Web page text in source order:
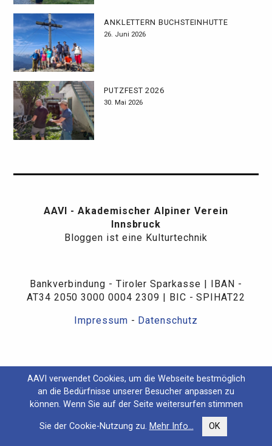
ANKLETTERN BUCHSTEINHÜTTE
26. Juni 2026
PUTZFEST 2026
30. Mai 2026
AAVI - Akademischer Alpiner Verein
Innsbruck
Bloggen ist eine Kulturtechnik
Bankverbindung - Tiroler Sparkasse | IBAN -
AT34 2050 3000 0004 2309 | BIC - SPIHAT22
Impressum - Datenschutz
AAVI verwendet Cookies, um die Webseite bestmöglich
an die Bedürfnisse unserer Besucher anpassen zu
können. Wenn Sie auf der Seite weitersurfen stimmen
Sie der Cookie-Nutzung zu. Mehr Info... OK